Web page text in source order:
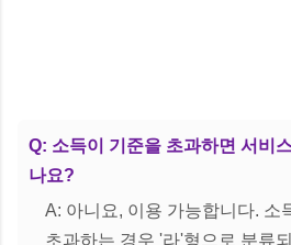
Q: 소득이 기준을 초과하면 서비
나요?
A: 아니요, 이용 가능합니다. 소
초과하는 경우 '라'형으로 분류